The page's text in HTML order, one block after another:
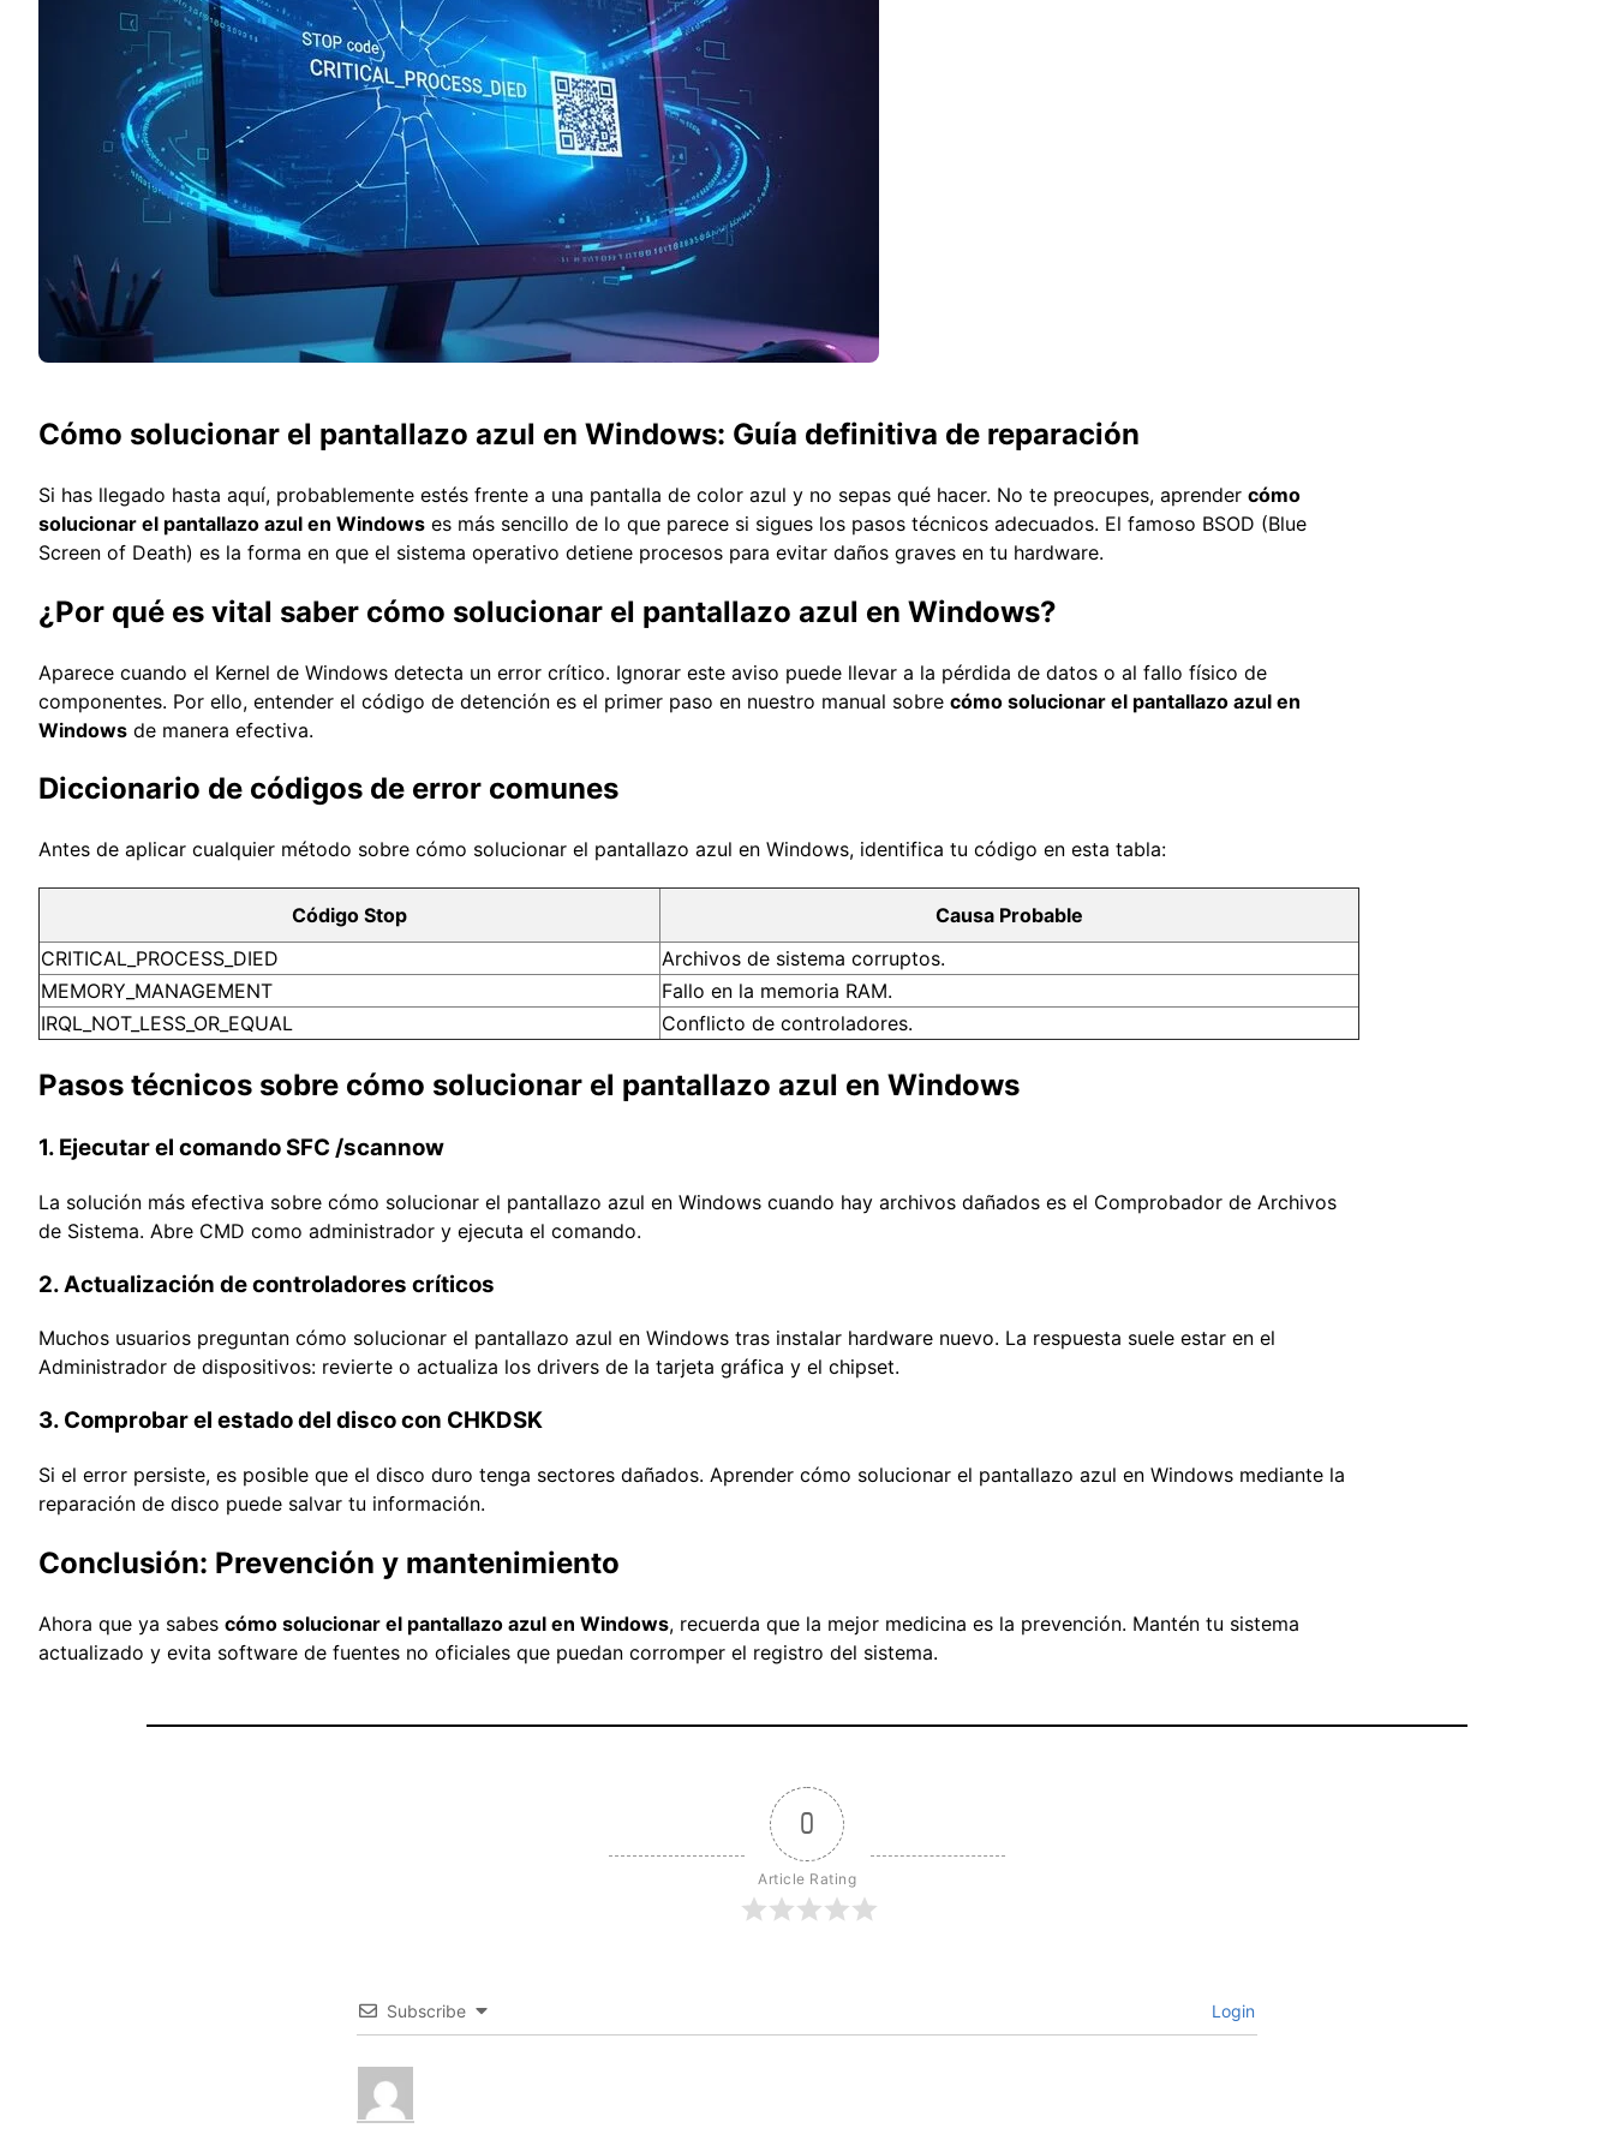
Cómo solucionar el pantallazo azul en Windows: Guía definitiva de reparación
Si has llegado hasta aquí, probablemente estés frente a una pantalla de color azul y no sepas qué hacer. No te preocupes, aprender cómo
solucionar el pantallazo azul en Windows es más sencillo de lo que parece si sigues los pasos técnicos adecuados. El famoso BSOD (Blue
Screen of Death) es la forma en que el sistema operativo detiene procesos para evitar daños graves en tu hardware.
¿Por qué es vital saber cómo solucionar el pantallazo azul en Windows?
Aparece cuando el Kernel de Windows detecta un error crítico. Ignorar este aviso puede llevar a la pérdida de datos o al fallo físico de
componentes. Por ello, entender el código de detención es el primer paso en nuestro manual sobre cómo solucionar el pantallazo azul en
Windows de manera efectiva.
Diccionario de códigos de error comunes
Antes de aplicar cualquier método sobre cómo solucionar el pantallazo azul en Windows, identifica tu código en esta tabla:
Código Stop
Causa Probable
CRITICAL_PROCESS_DIED
Archivos de sistema corruptos.
MEMORY_MANAGEMENT
Fallo en la memoria RAM.
IRQL_NOT_LESS_OR_EQUAL
Conflicto de controladores.
Pasos técnicos sobre cómo solucionar el pantallazo azul en Windows
1. Ejecutar el comando SFC /scannow
La solución más efectiva sobre cómo solucionar el pantallazo azul en Windows cuando hay archivos dañados es el Comprobador de Archivos
de Sistema. Abre CMD como administrador y ejecuta el comando.
2. Actualización de controladores críticos
Muchos usuarios preguntan cómo solucionar el pantallazo azul en Windows tras instalar hardware nuevo. La respuesta suele estar en el
Administrador de dispositivos: revierte o actualiza los drivers de la tarjeta gráfica y el chipset.
3. Comprobar el estado del disco con CHKDSK
Si el error persiste, es posible que el disco duro tenga sectores dañados. Aprender cómo solucionar el pantallazo azul en Windows mediante la
reparación de disco puede salvar tu información.
Conclusión: Prevención y mantenimiento
Ahora que ya sabes cómo solucionar el pantallazo azul en Windows, recuerda que la mejor medicina es la prevención. Mantén tu sistema
actualizado y evita software de fuentes no oficiales que puedan corromper el registro del sistema.
0
Article Rating
Subscribe Login